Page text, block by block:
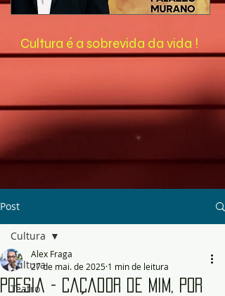
Cultura é a sobrevida da vida !
Post
Cultura
Teatro
Cultura
Poesia - Caçador de Mim, por
Alex Fraga
27 de mai. de 2025 1 min de leitura